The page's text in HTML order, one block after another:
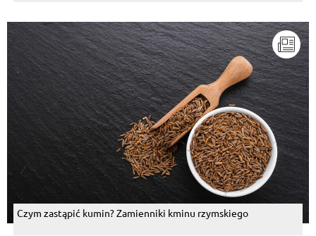
Czym zastąpić kumin? Zamienniki kminu rzymskiego